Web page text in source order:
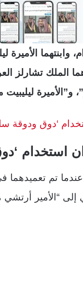
الأمير أرتشي، البالغ من العمر 4
و”الأميرة ليليبيت
‘دوق ودوقة
استخدام
إلى “الأمير